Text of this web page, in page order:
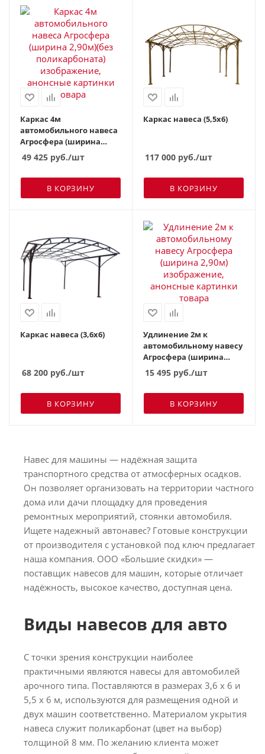
Каркас 4м
автомобильного навеса
Агросфера (ширина
2,90м)(без
поликарбоната)
49 425 руб./шт
В КОРЗИНУ
Каркас навеса (5,5х6)
117 000 руб./шт
В КОРЗИНУ
Каркас навеса (3,6х6)
68 200 руб./шт
В КОРЗИНУ
Удлинение 2м к
автомобильному навесу
Агросфера (ширина
2,90м)
15 495 руб./шт
В КОРЗИНУ
Навес для машины — надёжная защита
транспортного средства от атмосферных осадков.
Он позволяет организовать на территории частного
дома или дачи площадку для проведения
ремонтных мероприятий, стоянки автомобиля.
Ищете надежный автонавес? Готовые конструкции
от производителя с установкой под ключ предлагает
наша компания. ООО «Большие скидки» —
поставщик навесов для машин, которые отличает
надёжность, высокое качество, доступная цена.
Виды навесов для авто
С точки зрения конструкции наиболее
практичными являются навесы для автомобилей
арочного типа. Поставляются в размерах 3,6 х 6 и
5,5 х 6 м, используются для размещения одной и
двух машин соответственно. Материалом укрытия
навеса служит поликарбонат (цвет на выбор)
толщиной 8 мм. По желанию клиента может